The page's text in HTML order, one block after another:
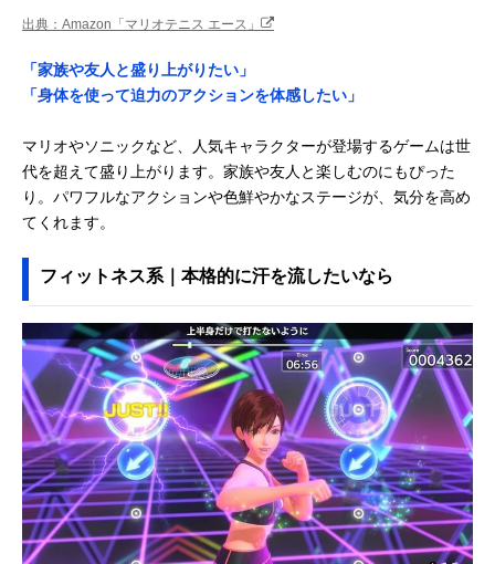
出典：Amazon「マリオテニス エース」
「家族や友人と盛り上がりたい」
「身体を使って迫力のアクションを体感したい」
マリオやソニックなど、人気キャラクターが登場するゲームは世
代を超えて盛り上がります。家族や友人と楽しむのにもぴった
り。パワフルなアクションや色鮮やかなステージが、気分を高め
てくれます。
フィットネス系｜本格的に汗を流したいなら